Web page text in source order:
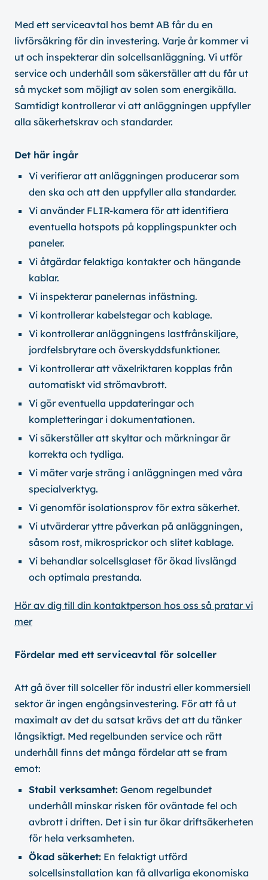
Med ett serviceavtal hos bemt AB får du en
livförsäkring för din investering. Varje år kommer vi
ut och inspekterar din solcellsanläggning. Vi utför
service och underhåll som säkerställer att du får ut
så mycket som möjligt av solen som energikälla.
Samtidigt kontrollerar vi att anläggningen uppfyller
alla säkerhetskrav och standarder.
Det här ingår
Vi verifierar att anläggningen producerar som
den ska och att den uppfyller alla standarder.
Vi använder FLIR-kamera för att identifiera
eventuella hotspots på kopplingspunkter och
paneler.
Vi åtgärdar felaktiga kontakter och hängande
kablar.
Vi inspekterar panelernas infästning.
Vi kontrollerar kabelstegar och kablage.
Vi kontrollerar anläggningens lastfrånskiljare,
jordfelsbrytare och överskyddsfunktioner.
Vi kontrollerar att växelriktaren kopplas från
automatiskt vid strömavbrott.
Vi gör eventuella uppdateringar och
kompletteringar i dokumentationen.
Vi säkerställer att skyltar och märkningar är
korrekta och tydliga.
Vi mäter varje sträng i anläggningen med våra
specialverktyg.
Vi genomför isolationsprov för extra säkerhet.
Vi utvärderar yttre påverkan på anläggningen,
såsom rost, mikrosprickor och slitet kablage.
Vi behandlar solcellsglaset för ökad livslängd
och optimala prestanda.
Hör av dig till din kontaktperson hos oss så pratar vi
mer
Fördelar med ett serviceavtal för solceller
Att gå över till solceller för industri eller kommersiell
sektor är ingen engångsinvestering. För att få ut
maximalt av det du satsat krävs det att du tänker
långsiktigt. Med regelbunden service och rätt
underhåll finns det många fördelar att se fram
emot:
Stabil verksamhet: Genom regelbundet
underhåll minskar risken för oväntade fel och
avbrott i driften. Det i sin tur ökar driftsäkerheten
för hela verksamheten.
Ökad säkerhet: En felaktigt utförd
solcellsinstallation kan få allvarliga ekonomiska